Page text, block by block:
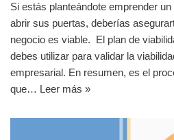
Si estás planteándote emprender
abrir sus puertas, deberías
negocio es viable. El plan de
debes utilizar para validar la
empresarial. En resumen, es el
que… Leer más »